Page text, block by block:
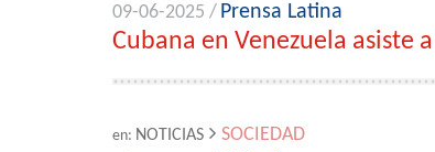
09-06-2025 / Prensa Latina
Cubana en Venezuela asiste
en: NOTICIAS
SOCIEDAD